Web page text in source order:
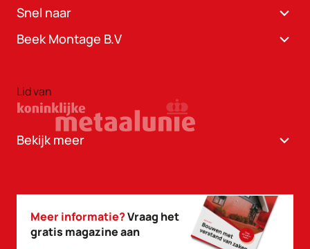
Snel naar
Bekijk meer
Beek Montage B.V
Lid van
Meer informatie?Vraag het
gratis magazine aan